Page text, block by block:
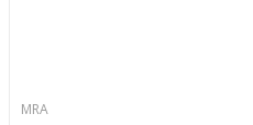
MRA